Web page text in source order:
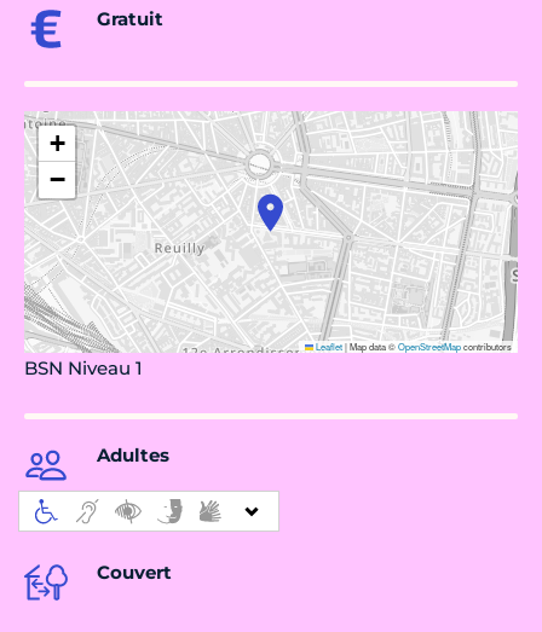
Gratuit
+
−
Leaflet|Map data ©OpenStreetMapcontributors
BSN Niveau 1
Adultes
Couvert